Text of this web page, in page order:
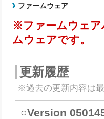
ファームウェア
※ファームウェア
ムウェアです。
更新履歴
※過去の更新内容は
○Version